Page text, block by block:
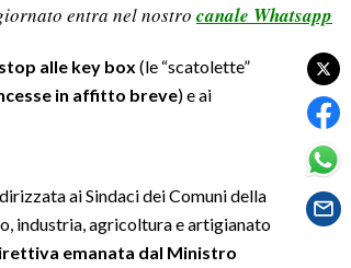
entra nel nostro canale Whatsapp
alle key box (le “scatolette”
in affitto breve) e ai
ai Sindaci dei Comuni della
industria, agricoltura e artigianato
emanata dal Ministro